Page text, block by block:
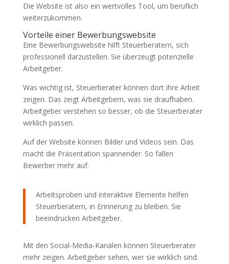
Die Website ist also ein wertvolles Tool, um beruflich
weiterzukommen.
Vorteile einer Bewerbungswebsite
Eine Bewerbungswebsite hilft Steuerberatern, sich
professionell darzustellen. Sie überzeugt potenzielle
Arbeitgeber.
Was wichtig ist, Steuerberater können dort ihre Arbeit
zeigen. Das zeigt Arbeitgebern, was sie draufhaben.
Arbeitgeber verstehen so besser, ob die Steuerberater
wirklich passen.
Auf der Website können Bilder und Videos sein. Das
macht die Präsentation spannender. So fallen
Bewerber mehr auf.
Arbeitsproben und interaktive Elemente helfen
Steuerberatern, in Erinnerung zu bleiben. Sie
beeindrucken Arbeitgeber.
Mit den Social-Media-Kanälen können Steuerberater
mehr zeigen. Arbeitgeber sehen, wer sie wirklich sind.